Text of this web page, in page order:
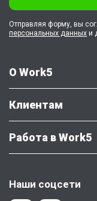
О Work5
Клиентам
Работа в Work5
Наши соцсети
Отправляя форму, вы
персональных данных и